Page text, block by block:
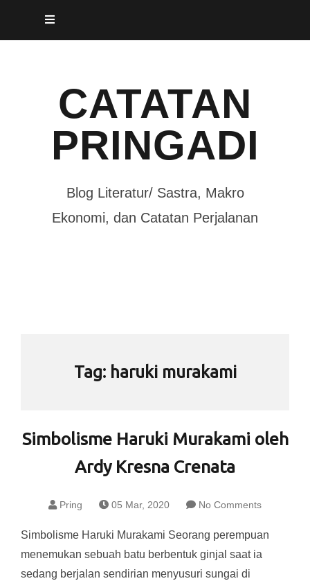
CATATAN
PRINGADI
Blog Literatur/ Sastra, Makro
Ekonomi, dan Catatan Perjalanan
Tag: haruki murakami
Simbolisme Haruki Murakami oleh
Ardy Kresna Crenata
Pring 05 Mar, 2020 No Comments
Simbolisme Haruki Murakami Seorang perempuan
menemukan sebuah batu berbentuk ginjal saat ia
sedang berjalan sendirian menyusuri sungai di